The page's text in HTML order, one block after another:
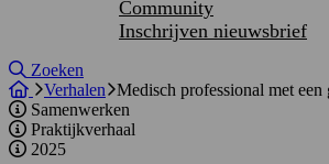
Community
Inschrijven nieuwsbrief
Site doorzoeken
Zoeken
Verhalen
Medisch professional met een
Samenwerken
Praktijkverhaal
2025